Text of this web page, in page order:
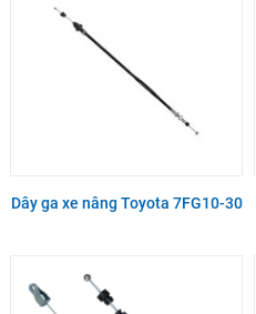
Dây ga xe nâng Toyota 7FG10-30